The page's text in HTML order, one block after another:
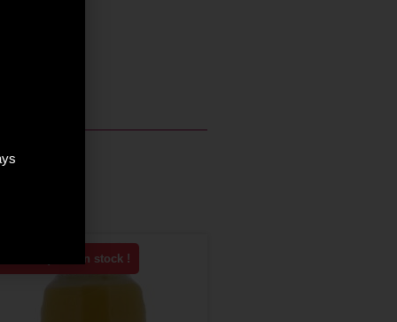
Fizz.
Plus que 5 en stock !